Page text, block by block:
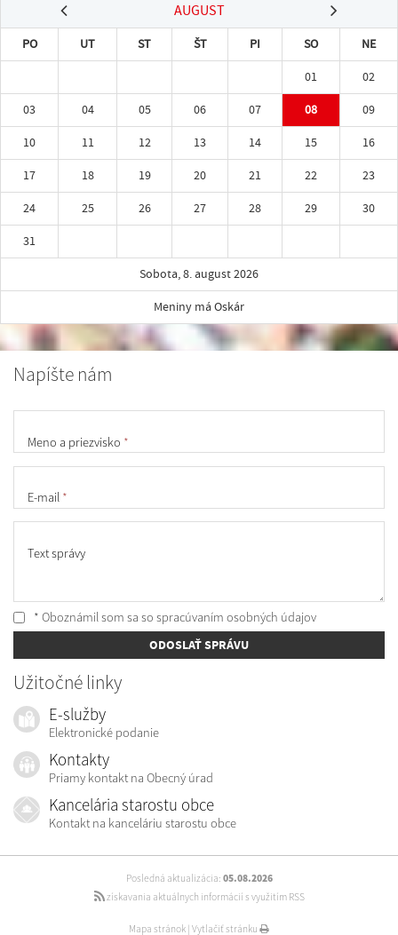
AUGUST
PO UT ST ŠT PI SO
NE
01
02
03
04 05 06 07 08
09
10
11 12 13 14 15
16
17
18 19 20 21 22
23
24
25 26 27 28 29
30
31
Sobota, 8. august 2026
Meniny má Oskár
Napíšte nám
Meno a priezvisko *
E-mail *
Text správy
* Oboznámil som sa so spracúvaním osobných údajov
ODOSLAŤ SPRÁVU
Užitočné linky
E-služby
Elektronické podanie
Kontakty
Priamy kontakt na Obecný úrad
Kancelária starostu obce
Kontakt na kanceláriu starostu obce
Posledná aktualizácia: 05.08.2026
získavania aktuálnych informácií s využitím RSS
Mapa stránok | Vytlačiť stránku